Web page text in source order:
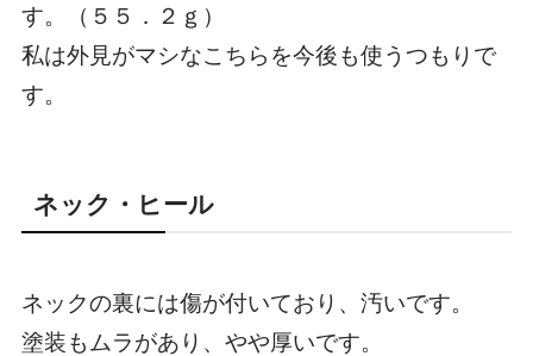
す。（５５．２ｇ）
私は外見がマシなこちらを今後も使うつもりで
す。
ネック・ヒール
ネックの裏には傷が付いており、汚いです。
塗装もムラがあり、やや厚いです。